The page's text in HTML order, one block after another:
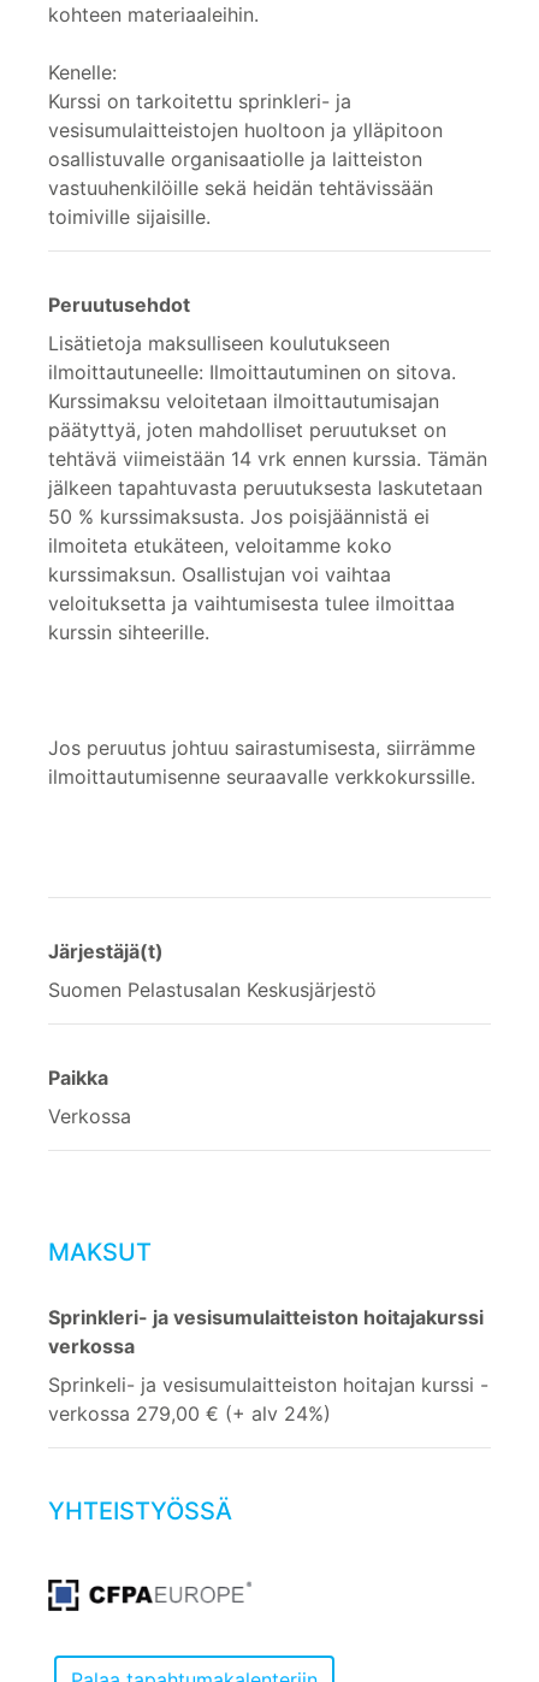
kohteen materiaaleihin.
Kenelle:
Kurssi on tarkoitettu sprinkleri- ja
vesisumulaitteistojen huoltoon ja ylläpitoon
osallistuvalle organisaatiolle ja laitteiston
vastuuhenkilöille sekä heidän tehtävissään
toimiville sijaisille.
Peruutusehdot
Lisätietoja maksulliseen koulutukseen
ilmoittautuneelle: Ilmoittautuminen on sitova.
Kurssimaksu veloitetaan ilmoittautumisajan
päätyttyä, joten mahdolliset peruutukset on
tehtävä viimeistään 14 vrk ennen kurssia. Tämän
jälkeen tapahtuvasta peruutuksesta laskutetaan
50 % kurssimaksusta. Jos poisjäännistä ei
ilmoiteta etukäteen, veloitamme koko
kurssimaksun. Osallistujan voi vaihtaa
veloituksetta ja vaihtumisesta tulee ilmoittaa
kurssin sihteerille.
Jos peruutus johtuu sairastumisesta, siirrämme
ilmoittautumisenne seuraavalle verkkokurssille.
Järjestäjä(t)
Suomen Pelastusalan Keskusjärjestö
Paikka
Verkossa
MAKSUT
Sprinkleri- ja vesisumulaitteiston hoitajakurssi
verkossa
Sprinkeli- ja vesisumulaitteiston hoitajan kurssi -
verkossa 279,00 € (+ alv 24%)
YHTEISTYÖSSÄ